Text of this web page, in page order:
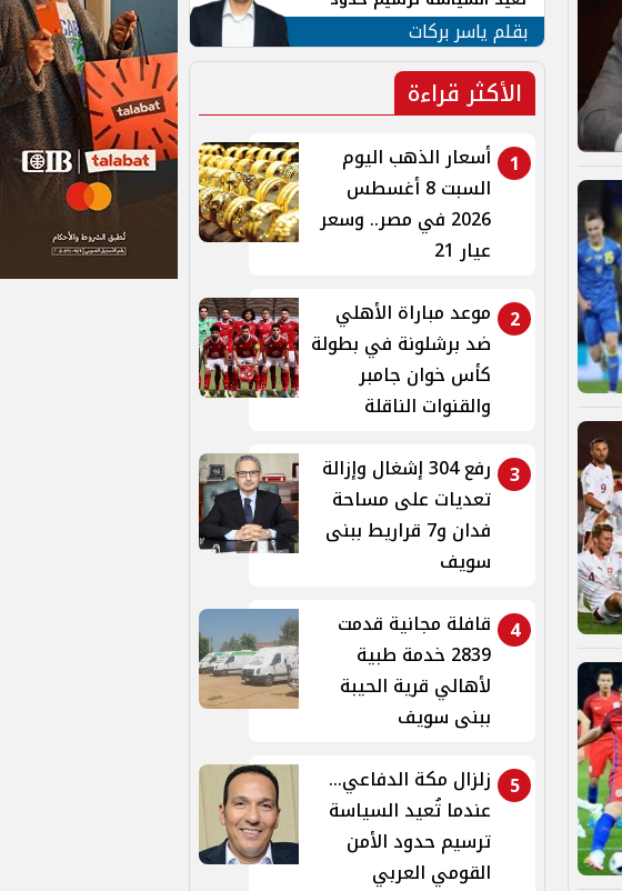
الأمن القومي العربي
بقلم ياسر بركات
الأكثر قراءة
1
أسعار الذهب اليوم
السبت 8 أغسطس
2026 في مصر.. وسعر
عيار 21
2
موعد مباراة الأهلي
ضد برشلونة في بطولة
كأس خوان جامبر
والقنوات الناقلة
3
رفع 304 إشغال وإزالة
تعديات على مساحة
فدان و7 قراريط ببنى
سويف
4
قافلة مجانية قدمت
2839 خدمة طبية
لأهالي قرية الحيبة
ببنى سويف
5
زلزال مكة الدفاعي...
عندما تُعيد السياسة
ترسيم حدود الأمن
القومي العربي